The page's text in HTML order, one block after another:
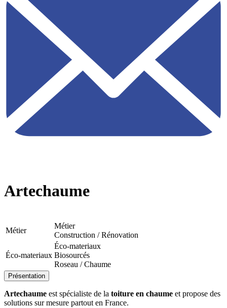
Artechaume
Métier
Métier
Construction / Rénovation
Éco-materiaux
Éco-materiaux
Biosourcés
Roseau / Chaume
Présentation
Artechaume est spécialiste de la toiture en chaume et propose des
solutions sur mesure partout en France.